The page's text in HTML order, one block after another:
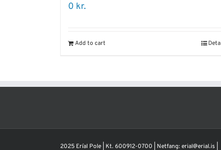
0 kr.
Add to cart
2025 Eríal Pole | Kt. 600912-0700 | Netfang: erial@erial.is |